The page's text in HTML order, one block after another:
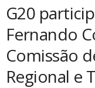
G20
Fernando
Comissão
Regional e